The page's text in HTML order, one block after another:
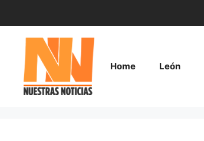
contenido
Home León